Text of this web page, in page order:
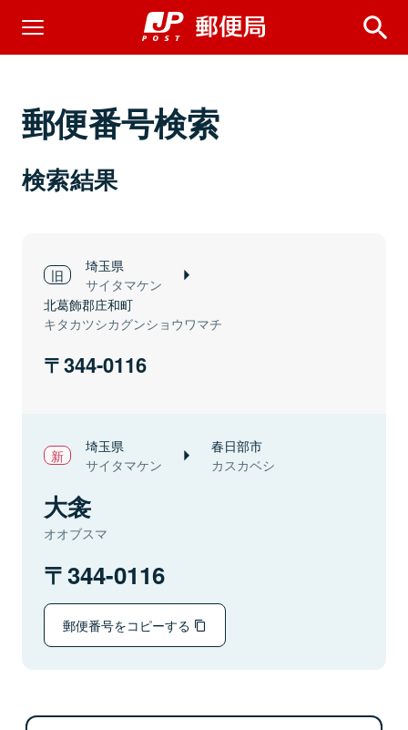
郵便番号検索
検索結果
埼玉県
サイタマケン
北葛飾郡庄和町
キタカツシカグンショウワマチ
344-0116
埼玉県
サイタマケン
春日部市
カスカベシ
大衾
オオブスマ
344-0116
郵便番号をコピーする